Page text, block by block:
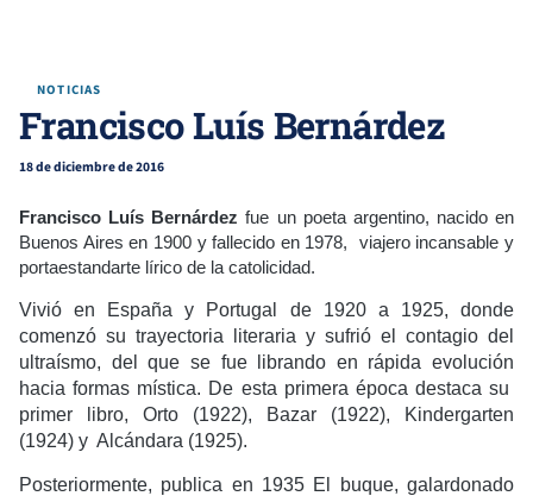
NOTICIAS
Francisco Luís Bernárdez
18 de diciembre de 2016
Francisco Luís Bernárdez fue un poeta argentino, nacido en
Buenos Aires en 1900 y fallecido en 1978, viajero incansable y
portaestandarte lírico de la catolicidad.
Vivió en España y Portugal de 1920 a 1925, donde
comenzó su trayectoria literaria y sufrió el contagio del
ultraísmo, del que se fue librando en rápida evolución
hacia formas mística. De esta primera época destaca su
primer libro, Orto (1922), Bazar (1922), Kindergarten
(1924) y Alcándara (1925).
Posteriormente, publica en 1935 El buque, galardonado